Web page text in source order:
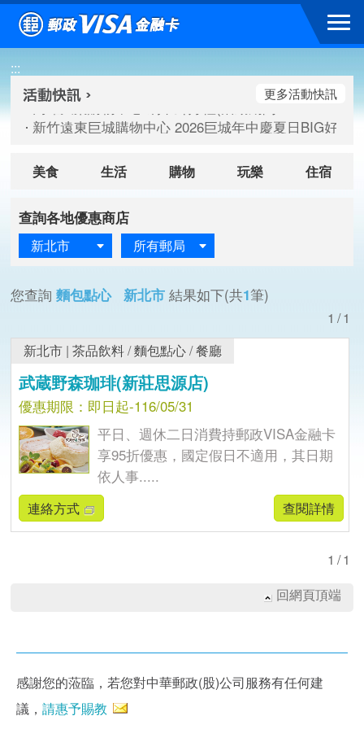
跳到主要內容區塊
:::
高雄大樂購物中心 刷卡郵好禮(活動期間：115/08/07-
臺北三創生活 有點東西第2波 刷卡郵好禮(活動期間：
高雄大樂購物中心 刷卡郵好禮(活動期間：115/08/07-
新竹遠東巨城購物中心 2026巨城年中慶夏日BIG好刷(
更多活動快訊
美食 生活 購物 玩樂 住宿
查詢各地優惠商店
新北市 所有郵局
您查詢 麵包點心 新北市 結果如下(共1筆)
1/1
新北市 |茶品飲料/麵包點心/餐廳
武蔵野森珈琲(新莊思源店)
優惠期限：即日起-116/05/31
平日、週休二日消費持郵政VISA金融卡
享95折優惠，國定假日不適用，其日期
依人事.....
連絡方式 查閱詳情
1/1
回網頁頂端
感謝您的蒞臨，若您對中華郵政(股)公司服務有任何建
議， 請惠予賜教